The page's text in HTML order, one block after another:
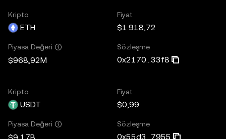
Kripto
ETH
Fiyat
$1.918,72
Piyasa Değeri
$968,92M
Sözleşme
0x2170...33f8
Kripto
USDT
Fiyat
$0,99
Piyasa Değeri
$9,17B
Sözleşme
0x55d3...7955